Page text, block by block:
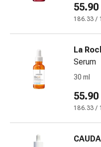
Vitamine
Mineralstoffe
Mineralstoffe
55.90
186.33 /
La
Serum
30 ml
55.90
186.33 /